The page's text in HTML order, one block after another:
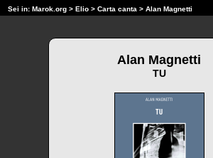
Sei in: Marok.org > Elio > Carta canta > Alan Magnetti
Alan Magnetti
TU